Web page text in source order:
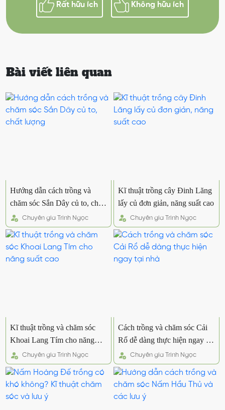
Rất hữu ích Không hữu ích
Bài viết liên quan
Hướng dẫn cách trồng và
chăm sóc Sắn Dây củ to, chất
lượngChuyên giaTrinh Ngọc
Kĩ thuật trồng cây Đinh Lăng
lấy củ đơn giản, năng suất cao
Chuyên gia Trinh Ngọc
Kĩ thuật trồng và chăm sóc
Khoai Lang Tím cho năng
suất cao
Chuyên giaTrinh Ngọc
Cách trồng và chăm sóc Cải
Rổ dễ dàng thực hiện ngay tại
nhà
Chuyên gia Trinh Ngọc